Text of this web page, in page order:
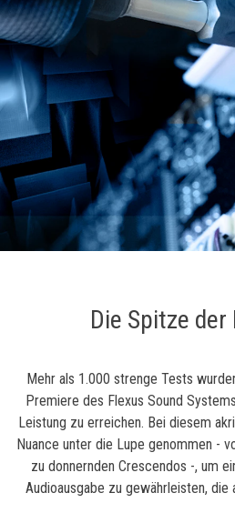
Die Spitze
Mehr als 1.000 strenge Tests
Premiere des Flexus Sound
Leistung zu erreichen. Bei diesem
Nuance unter die Lupe genommen -
zu donnernden Crescendos -, um
Audioausgabe zu gewährleisten,